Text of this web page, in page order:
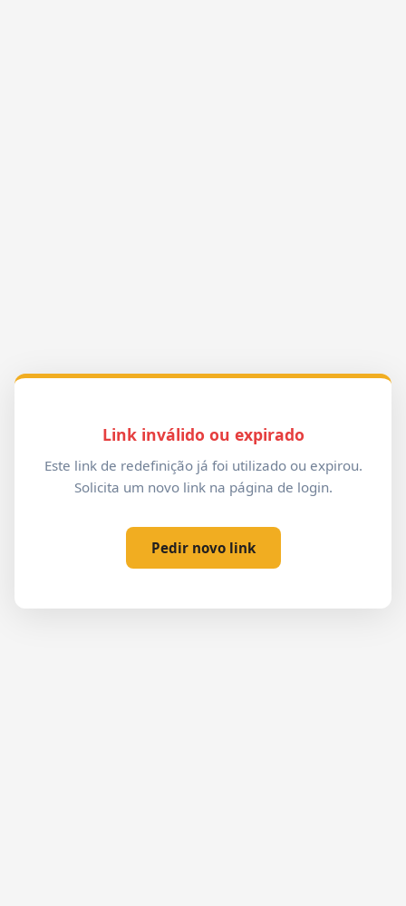
Link inválido ou expirado
Este link de redefinição já foi utilizado ou expirou.
Solicita um novo link na página de login.
Pedir novo link